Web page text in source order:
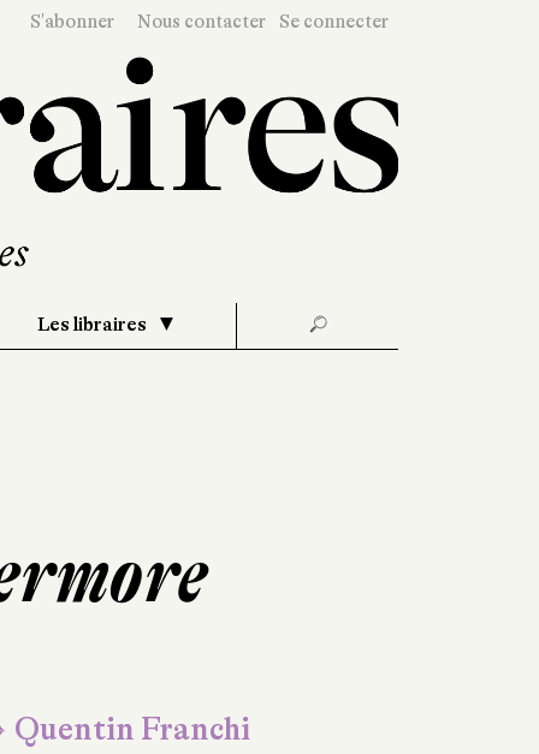
S'abonner Nous contacter Se connecter
Les libraires 🔎
Quentin Franchi